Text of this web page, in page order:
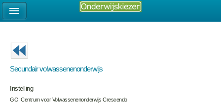
Secundair volwassenenonderwijs
Instelling
GO! Centrum voor Volwassenenonderwijs Crescendo